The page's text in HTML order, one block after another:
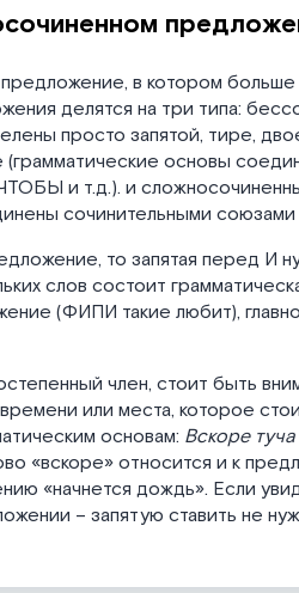
в котором больше
делятся на три типа:
просто запятой, тире,
(грамматические основы
и т.д.). и
сочинительными
то запятая перед И
слов состоит
(ФИПИ такие любит),
член, стоит быть
или места, которое
основам: Вскоре
«вскоре» относится и к
«начнется дождь». Если
– запятую ставить не